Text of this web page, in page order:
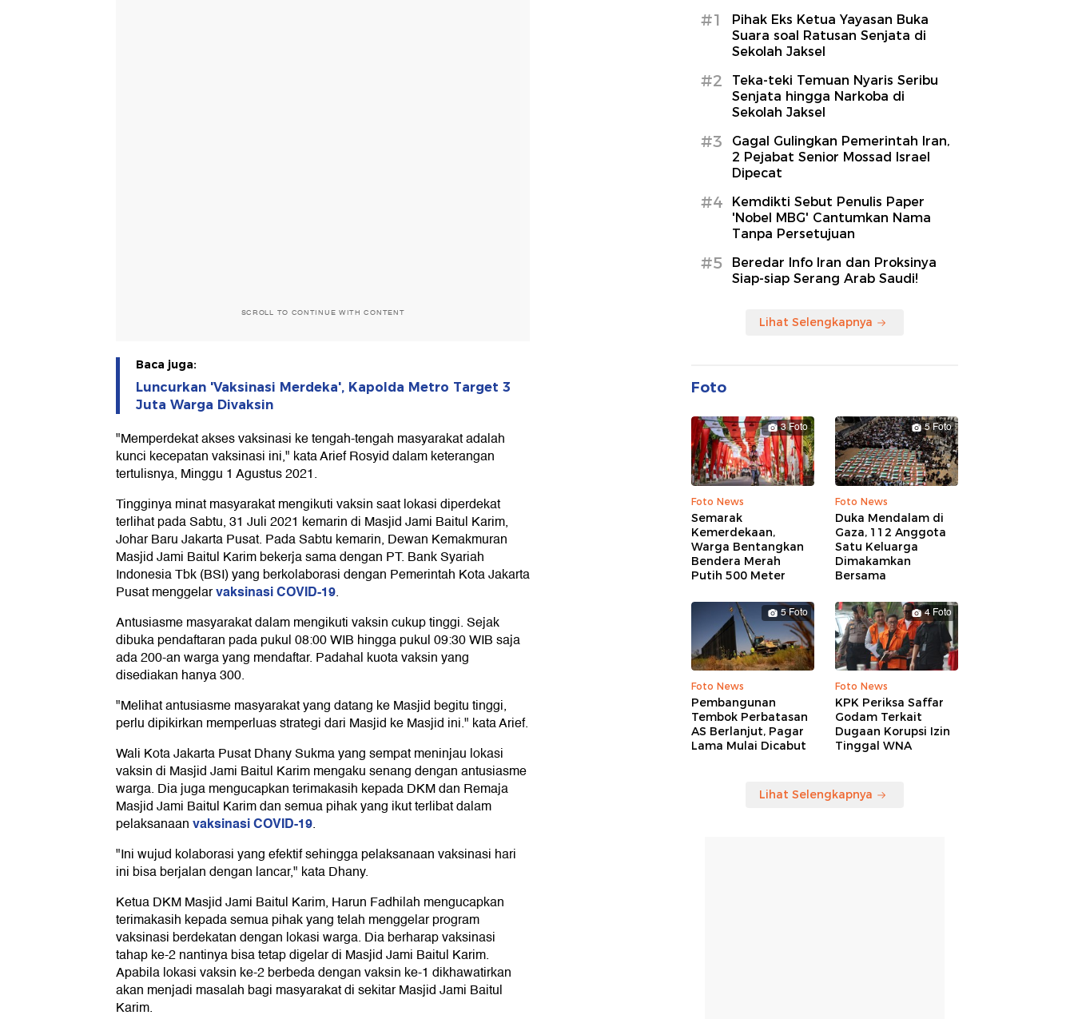
SCROLL TO CONTINUE WITH CONTENT
Baca juga:
Luncurkan 'Vaksinasi Merdeka', Kapolda Metro Target 3
Juta Warga Divaksin
"Memperdekat akses vaksinasi ke tengah-tengah masyarakat adalah
kunci kecepatan vaksinasi ini," kata Arief Rosyid dalam keterangan
tertulisnya, Minggu 1 Agustus 2021.
Tingginya minat masyarakat mengikuti vaksin saat lokasi diperdekat
terlihat pada Sabtu, 31 Juli 2021 kemarin di Masjid Jami Baitul Karim,
Johar Baru Jakarta Pusat. Pada Sabtu kemarin, Dewan Kemakmuran
Masjid Jami Baitul Karim bekerja sama dengan PT. Bank Syariah
Indonesia Tbk (BSI) yang berkolaborasi dengan Pemerintah Kota Jakarta
Pusat menggelarvaksinasi COVID-19.
Antusiasme masyarakat dalam mengikuti vaksin cukup tinggi. Sejak
dibuka pendaftaran pada pukul 08:00 WIB hingga pukul 09:30 WIB saja
ada 200-an warga yang mendaftar. Padahal kuota vaksin yang
disediakan hanya 300.
"Melihat antusiasme masyarakat yang datang ke Masjid begitu tinggi,
perlu dipikirkan memperluas strategi dari Masjid ke Masjid ini." kata Arief.
Wali Kota Jakarta Pusat Dhany Sukma yang sempat meninjau lokasi
vaksin di Masjid Jami Baitul Karim mengaku senang dengan antusiasme
warga. Dia juga mengucapkan terimakasih kepada DKM dan Remaja
Masjid Jami Baitul Karim dan semua pihak yang ikut terlibat dalam
pelaksanaanvaksinasi COVID-19.
"Ini wujud kolaborasi yang efektif sehingga pelaksanaan vaksinasi hari
ini bisa berjalan dengan lancar," kata Dhany.
Ketua DKM Masjid Jami Baitul Karim, Harun Fadhilah mengucapkan
terimakasih kepada semua pihak yang telah menggelar program
vaksinasi berdekatan dengan lokasi warga. Dia berharap vaksinasi
tahap ke-2 nantinya bisa tetap digelar di Masjid Jami Baitul Karim.
Apabila lokasi vaksin ke-2 berbeda dengan vaksin ke-1 dikhawatirkan
akan menjadi masalah bagi masyarakat di sekitar Masjid Jami Baitul
Karim.
#1
Pihak Eks Ketua Yayasan Buka
Suara soal Ratusan Senjata di
Sekolah Jaksel
#2
Teka-teki Temuan Nyaris Seribu
Senjata hingga Narkoba di
Sekolah Jaksel
#3
Gagal Gulingkan Pemerintah Iran,
2 Pejabat Senior Mossad Israel
Dipecat
#4
Kemdikti Sebut Penulis Paper
'Nobel MBG' Cantumkan Nama
Tanpa Persetujuan
#5
Beredar Info Iran dan Proksinya
Siap-siap Serang Arab Saudi!
Lihat Selengkapnya
Foto
3 Foto
Foto News
Semarak
Kemerdekaan,
Warga Bentangkan
Bendera Merah
Putih 500 Meter
5 Foto
Foto News
Duka Mendalam di
Gaza, 112 Anggota
Satu Keluarga
Dimakamkan
Bersama
5 Foto
Foto News
Pembangunan
Tembok Perbatasan
AS Berlanjut, Pagar
Lama Mulai Dicabut
4 Foto
Foto News
KPK Periksa Saffar
Godam Terkait
Dugaan Korupsi Izin
Tinggal WNA
Lihat Selengkapnya